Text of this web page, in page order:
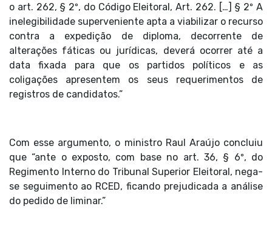
o art. 262, § 2º, do Código Eleitoral, Art. 262. […] § 2º A
inelegibilidade superveniente apta a viabilizar o recurso
contra a expedição de diploma, decorrente de
alterações fáticas ou jurídicas, deverá ocorrer até a
data fixada para que os partidos políticos e as
coligações apresentem os seus requerimentos de
registros de candidatos.”
Com esse argumento, o ministro Raul Araújo concluiu
que “ante o exposto, com base no art. 36, § 6º, do
Regimento Interno do Tribunal Superior Eleitoral, nega-
se seguimento ao RCED, ficando prejudicada a análise
do pedido de liminar.”